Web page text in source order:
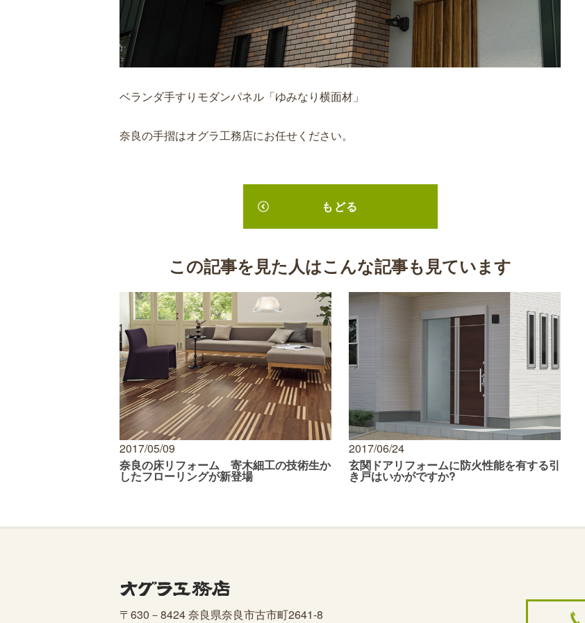
ベランダ手すりモダンパネル「ゆみなり横面材」
奈良の手摺はオグラ工務店にお任せください。
もどる
この記事を見た人はこんな記事も見ています
2017/05/09
奈良の床リフォーム 寄木細工の技術生か
したフローリングが新登場
2017/06/24
玄関ドアリフォームに防火性能を有する引
き戸はいかがですか?
〒630－8424 奈良県奈良市古市町2641-8